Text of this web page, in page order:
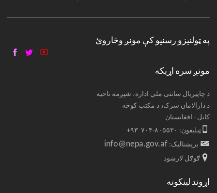
په ټولنیزو رسنیو کې مونږ وڅاروئ
مونږ سره اړیکه
د چاپیریال ساتنی ملي اداره، شپږمه ناحیه
د دارالامان سرک٫ د مکتب کوڅه
کابل - افغانستان
ټیلیفون: ۸۰۵۵۳۰-۷۰۴ ۹۳+
بریښنالیک: info@nepa.gov.af
ګوګل لارښود
اړوند لینکونه